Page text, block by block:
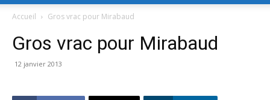
Accueil Gros vrac pour Mirabaud
Gros vrac pour Mirabaud
12 janvier 2013